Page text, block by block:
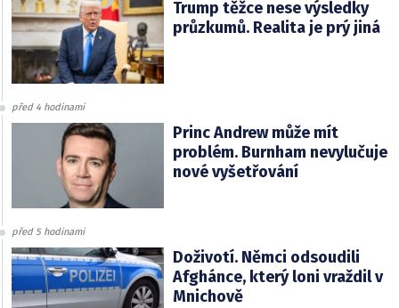
Trump těžce nese výsledky
průzkumů. Realita je prý jiná
před 4 hodinami
Princ Andrew může mít
problém. Burnham nevylučuje
nové vyšetřování
před 5 hodinami
Doživotí. Němci odsoudili
Afghánce, který loni vraždil v
Mnichově